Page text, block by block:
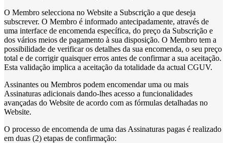
O Membro selecciona no Website a Subscrição a que deseja
subscrever. O Membro é informado antecipadamente, através de
uma interface de encomenda específica, do preço da Subscrição e
dos vários meios de pagamento à sua disposição. O Membro tem a
possibilidade de verificar os detalhes da sua encomenda, o seu preço
total e de corrigir quaisquer erros antes de confirmar a sua aceitação.
Esta validação implica a aceitação da totalidade da actual CGUV.
Assinantes ou Membros podem encomendar uma ou mais
Assinaturas adicionais dando-lhes acesso a funcionalidades
avançadas do Website de acordo com as fórmulas detalhadas no
Website.
O processo de encomenda de uma das Assinaturas pagas é realizado
em duas (2) etapas de confirmação: